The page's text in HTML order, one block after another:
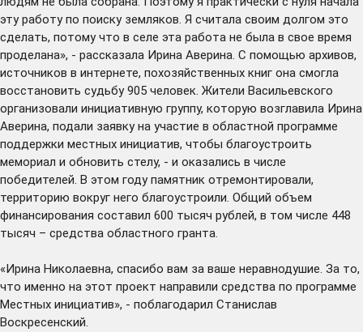
эту работу по поиску земляков. Я считала своим долгом это
сделать, потому что в селе эта работа не была в свое время
проделана», - рассказала Ирина Аверина. С помощью архивов,
источников в интернете, похозяйственных книг она смогла
восстановить судьбу 905 человек. Жители Васильевского
организовали инициативную группу, которую возглавила Ирина
Аверина, подали заявку на участие в областной программе
поддержки местных инициатив, чтобы благоустроить
мемориал и обновить стелу, - и оказались в числе
победителей. В этом году памятник отремонтировали,
территорию вокруг него благоустроили. Общий объем
финансирования составил 600 тысяч рублей, в том числе 448
тысяч – средства областного гранта.
«Ирина Николаевна, спасибо вам за ваше неравнодушие. За то,
что именно на этот проект направили средства по программе
Местных инициатив», - поблагодарил Станислав
Воскресенский.